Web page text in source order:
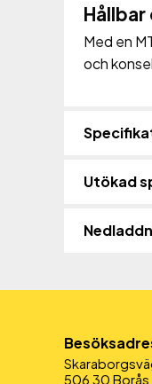
Med en
och
Utökad
506 30 Borås